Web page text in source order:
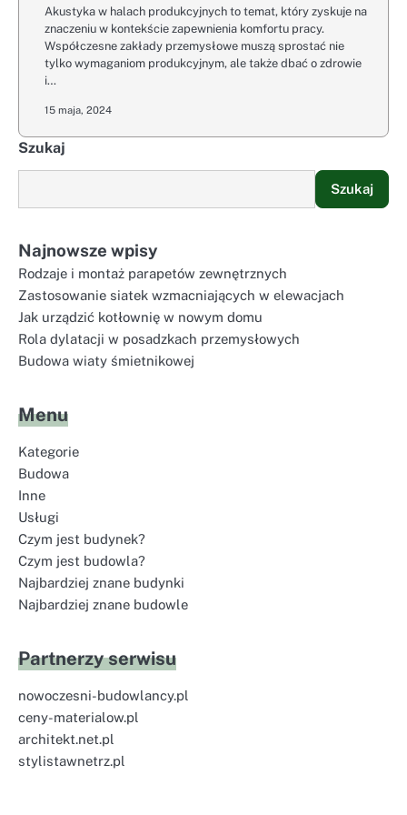
Akustyka w halach produkcyjnych to temat, który zyskuje na
znaczeniu w kontekście zapewnienia komfortu pracy.
Współczesne zakłady przemysłowe muszą sprostać nie
tylko wymaganiom produkcyjnym, ale także dbać o zdrowie
i…
15 maja, 2024
Szukaj
Szukaj
Najnowsze wpisy
Rodzaje i montaż parapetów zewnętrznych
Zastosowanie siatek wzmacniających w elewacjach
Jak urządzić kotłownię w nowym domu
Rola dylatacji w posadzkach przemysłowych
Budowa wiaty śmietnikowej
Menu
Kategorie
Budowa
Inne
Usługi
Czym jest budynek?
Czym jest budowla?
Najbardziej znane budynki
Najbardziej znane budowle
Partnerzy serwisu
nowoczesni-budowlancy.pl
ceny-materialow.pl
architekt.net.pl
stylistawnetrz.pl